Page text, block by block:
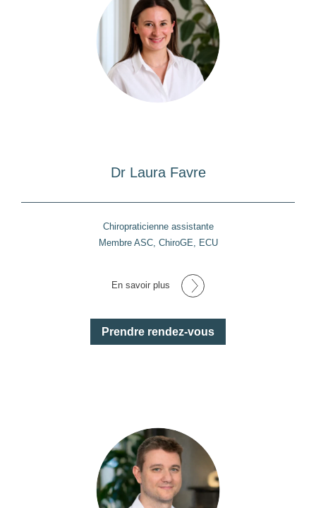
Dr Laura Favre
Chiropraticienne assistante
Membre ASC, ChiroGE, ECU
En savoir plus
Prendre rendez-vous